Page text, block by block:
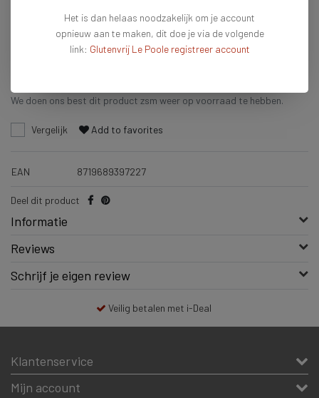
€2,99
We doen ons best dit product zsm weer op voorraad te hebben.
Vergelijk Add to favorites
EAN 8719689397227
Deel dit product
Informatie
Reviews
Schrijf je eigen review
Veilig betalen met i-Deal
Klantenservice
Mijn account
Het is dan helaas noodzakelijk om je account
opnieuw aan te maken, dit doe je via de volgende
link: Glutenvrij Le Poole registreer account